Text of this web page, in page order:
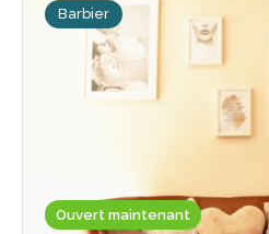
Pas encore d'avis
Ouvert maintenant
Barbier